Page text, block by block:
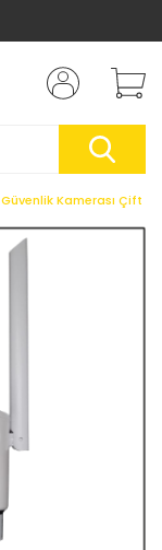
Kamerası Çift